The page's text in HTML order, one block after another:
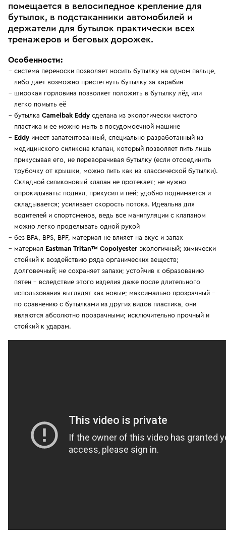
помещается в велосипедное крепление для
бутылок, в подстаканники автомобилей и
держатели для бутылок практически всех
тренажеров и беговых дорожек.
Особенности:
система переноски позволяет носить бутылку на одном пальце,
либо дает возможно пристегнуть бутылку за карабин
широкая горловина позволяет положить в бутылку лёд или
легко помыть её
бутылка Camelbak Eddy cделана из экологически чистого
пластика и ее можно мыть в посудомоечной машине
Eddy имеет запатентованный, специально разработанный из
медицинского силикона клапан, который позволяет пить лишь
прикусывая его, не переворачивая бутылку (если отсоединить
трубочку от крышки, можно пить как из классической бутылки).
Складной силиконовый клапан не протекает; не нужно
опрокидывать: поднял, прикусил и пей; удобно поднимается и
складывается; усиливает скорость потока. Идеальна для
водителей и спортсменов, ведь все манипуляции с клапаном
можно легко проделывать одной рукой
без BPA, BPS, BPF, материал не влияет на вкус и запах
материал Eastman Tritan™ Copolyester экологичный; химически
стойкий к воздействию ряда органических веществ;
долговечный; не сохраняет запахи; устойчив к образованию
пятен - вследствие этого изделия даже после длительного
использования выглядят как новые; максимально прозрачный -
по сравнению с бутылками из других видов пластика, они
являются абсолютно прозрачными; исключительно прочный и
стойкий к ударам.